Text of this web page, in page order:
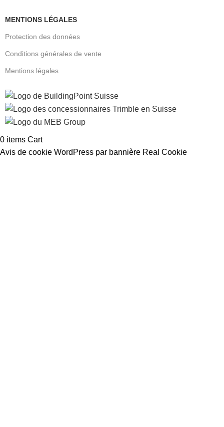
MENTIONS LÉGALES
Protection des données
Conditions générales de vente
Mentions légales
0 items Cart
Avis de cookie WordPress par bannière Real Cookie